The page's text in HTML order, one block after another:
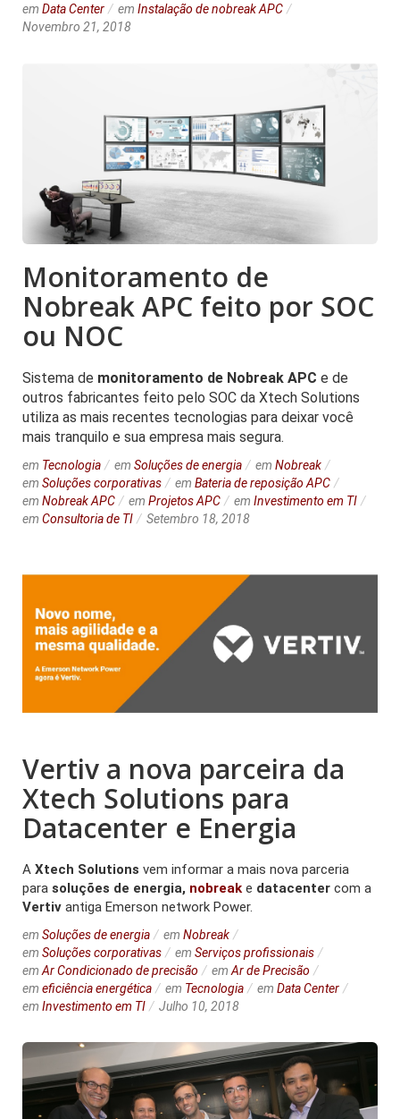
em Data Center em Instalação de nobreak APC
Novembro 21, 2018
Monitoramento de
Nobreak APC feito por SOC
ou NOC
Sistema de monitoramento de Nobreak APC e de
outros fabricantes feito pelo SOC da Xtech Solutions
utiliza as mais recentes tecnologias para deixar você
mais tranquilo e sua empresa mais segura.
em Tecnologia em Soluções de energia em Nobreak
em Soluções corporativas em Bateria de reposição APC
em Nobreak APC em Projetos APC em Investimento em TI
em Consultoria de TI Setembro 18, 2018
Vertiv a nova parceira da
Xtech Solutions para
Datacenter e Energia
A Xtech Solutions vem informar a mais nova parceria
para soluções de energia, nobreak e datacenter com a
Vertiv antiga Emerson network Power.
em Soluções de energia em Nobreak
em Soluções corporativas em Serviços profissionais
emAr Condicionado de precisão emAr de Precisão
em eficiência energética em Tecnologia em Data Center
em Investimento em TI Julho 10, 2018